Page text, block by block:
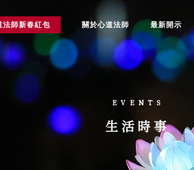
EVENTS
生活時事
法師新春紅包 關於心道法師 最新開示